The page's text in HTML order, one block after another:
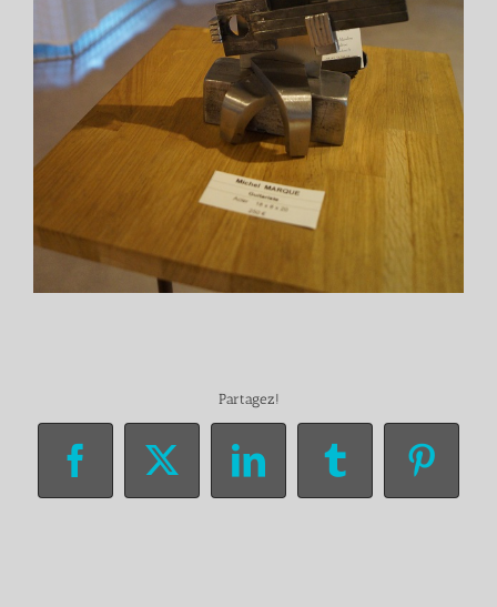
Partagez!
Facebook
X LinkedInTumblr